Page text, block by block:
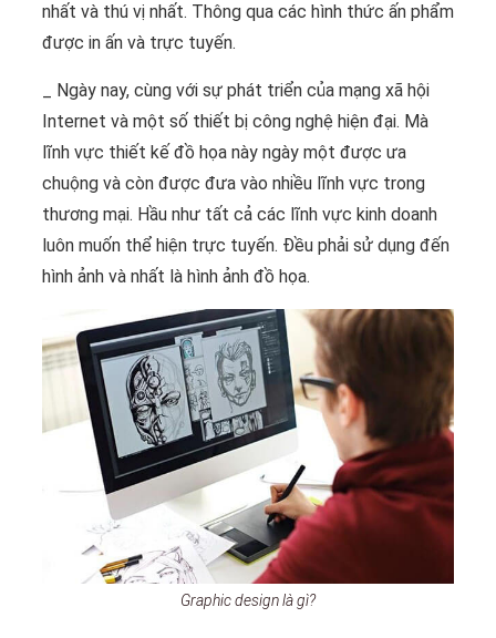
nhất và thú vị nhất. Thông qua các hình thức ấn phẩm
được in ấn và trực tuyến.
_ Ngày nay, cùng với sự phát triển của mạng xã hội
Internet và một số thiết bị công nghệ hiện đại. Mà
lĩnh vực thiết kế đồ họa này ngày một được ưa
chuộng và còn được đưa vào nhiều lĩnh vực trong
thương mại. Hầu như tất cả các lĩnh vực kinh doanh
luôn muốn thể hiện trực tuyến. Đều phải sử dụng đến
hình ảnh và nhất là hình ảnh đồ họa.
Graphic design là gì?